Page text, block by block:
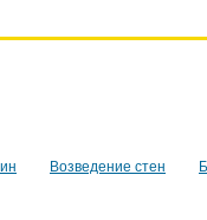
Возведение стен